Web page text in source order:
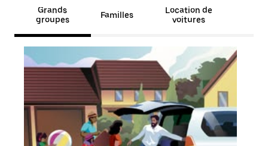
Grands
groupes
Familles
Location de
voitures